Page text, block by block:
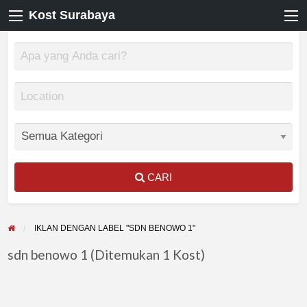
Kost Surabaya
CARI
IKLAN DENGAN LABEL "SDN BENOWO 1"
sdn benowo 1 (Ditemukan 1 Kost)